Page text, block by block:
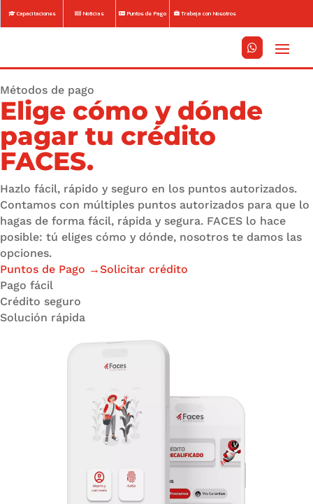
Capacitaciones Noticias Puntos de Pago Trabaja con Nosotros



Métodos de pago
Elige cómo y dónde
pagar tu crédito
FACES.
Hazlo fácil, rápido y seguro en los puntos autorizados.
Contamos con múltiples puntos autorizados para que lo
hagas de forma fácil, rápida y segura. FACES lo hace
posible: tú eliges cómo y dónde, nosotros te damos las
opciones.
Puntos de Pago →Solicitar crédito
Pago fácil
Crédito seguro
Solución rápida